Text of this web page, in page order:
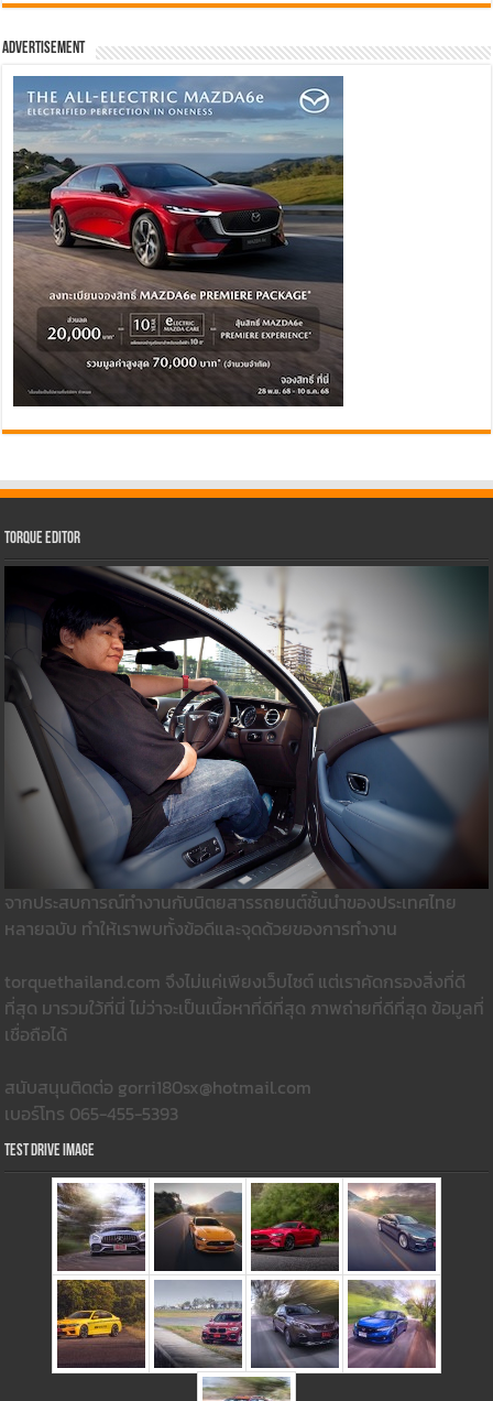
Advertisement
Torque Editor
จากประสบการณ์ทำงานกับนิตยสารรถยนต์ชั้นนำของประเทศไทย
หลายฉบับ ทำให้เราพบทั้งข้อดีและจุดด้วยของการทำงาน
torquethailand.com จึงไม่แค่เพียงเว็บไซต์ แต่เราคัดกรองสิ่งที่ดี
ที่สุด มารวมใว้ที่นี่ ไม่ว่าจะเป็นเนื้อหาที่ดีที่สุด ภาพถ่ายที่ดีที่สุด ข้อมูลที่
เชื่อถือได้
สนับสนุนติดต่อ gorri180sx@hotmail.com
เบอร์โทร 065-455-5393
Test Drive Image